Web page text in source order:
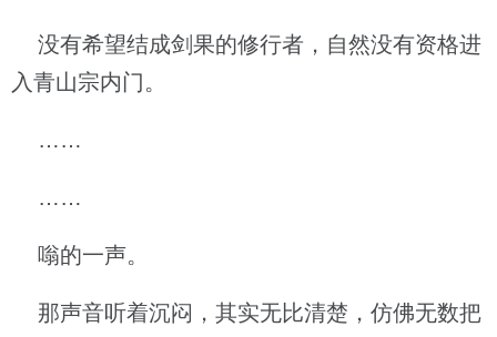
没有希望结成剑果的修行者，自然没有资格进
入青山宗内门。
……
……
嗡的一声。
那声音听着沉闷，其实无比清楚，仿佛无数把